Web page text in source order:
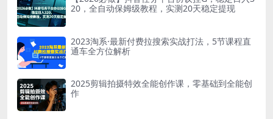
20，全自动保姆级教程，实测20天稳定提现
2023淘系·最新付费拉搜索实战打法，5节课程直
通车全方位解析
2025剪辑拍摄特效全能创作课，零基础到全能创
作